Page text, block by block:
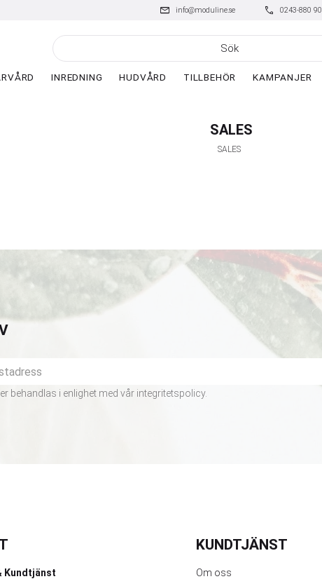
mail info@moduline.se phone 0243-880 90
INREDNING HUDVÅRD TILLBEHÖR KAMPANJER
SALES
SALES
behandlas i enlighet med vår integritetspolicy.
Kundtjänst
KUNDTJÄNST
Om oss